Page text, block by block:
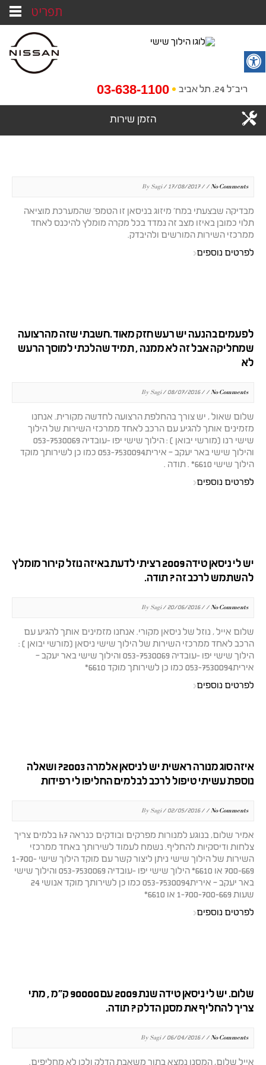
03-638-1100 ריב"ל 24, תל אביב
הזמן שירות
By Sagi / 17/08/2017 / /No Comments
מבדיקה שבצעתי במח' מיזוג בניסאן זו הטמפ' שהמערכת מוציאה
תלוי כמובן באיזו מצב זה נמדד בכל מקרה מומלץ להיכנס לאחד
ממרכזי השירות המורשים ולהיבדק.
לפרטים נוספים
לפעמים בהנעה יש רעש חזק מאוד .חשבתי שזה מהרצועה
שמחליקה אבל זה לא ממנה , תמיד שהלכתי למוסך הרעש
לא
By Sagi / 08/07/2016 / /No Comments
שלום שאול , יש צורך בהחלפת הרצועה לחדשה מקורית. אנחנו
מזמינים אותך להגיע עם הרכב לאחד ממרכזי השירות של הילוך
שישי רנו (מורשי יבואן ) : הילוך שישי יפו -עובדיה 053-7530069
והילוך שישי באר יעקב – אירית053-7530094 כמו כן לשירותך מוקד
הילוך שישי 6610* . תודה .
לפרטים נוספים
יש לי ניסאן טידה 2009 רציתי לדעת באיזה נוזל קירור מומלץ
להשתמש לרכב זה ? תודה.
By Sagi / 20/06/2016 / /No Comments
שלום אייל , נוזל של ניסאן מקורי. אנחנו מזמינים אותך להגיע עם
הרכב לאחד ממרכזי השירות של הילוך שישי ניסאן (מורשי יבואן ) :
הילוך שישי יפו -עובדיה 053-7530069 והילוך שישי באר יעקב –
אירית053-7530094 כמו כן לשירותך מוקד 6610*
לפרטים נוספים
איזה סוג מנורה ראשית יש לניסאן אלמרה 2003? ושאלה
נוספת… עשיתי טיפול לרכב לבלמים החליפו לי רפידות
By Sagi / 02/05/2016 / /No Comments
אמיר שלום, בנוגע למנורות מפרקים ובודקים כנראה h7 בלמים צריך
צלחות ודיסקיות להחליף. נשמח לעמוד לשירותך באחד ממרכזי
השירות של הילוך שישי ניתן ליצור קשר עם מוקד הילוך שישי 1-700-
700-669 או 6610* הילוך שישי יפו -עובדיה 053-7530069 והילוך שישי
באר יעקב – אירית053-7530094 כמו כן לשירותך מוקד אנושי 24
שעות 1-700-700-669 או 6610*
לפרטים נוספים
שלום. יש לי ניסאן טידה שנת 2009 עם 90000 ק"מ , מתי
צריך להחליף את מסנן הדלק ? תודה.
By Sagi / 06/04/2016 / /No Comments
תפריט